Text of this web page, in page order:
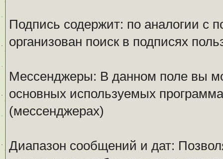
Подпись содержит: по аналогии с
организован поиск в подписях
Мессенджеры: В данном поле вы
основных используемых
(мессенджерах)
Диапазон сообщений и дат: